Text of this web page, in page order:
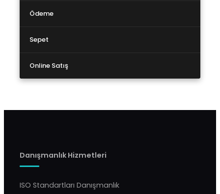
Ödeme
Sepet
Online Satış
Danışmanlık Hizmetleri
ISO Standartları Danışmanlık